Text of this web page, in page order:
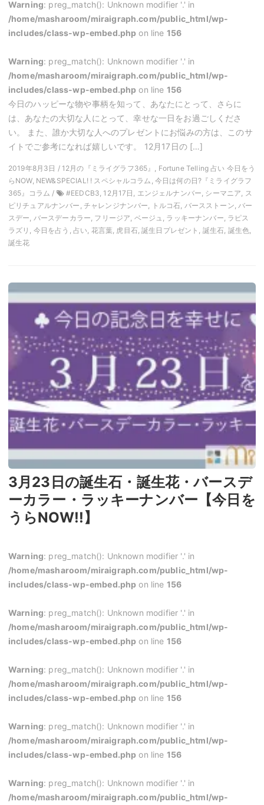
Warning: preg_match(): Unknown modifier '.' in
/home/masharoom/miraigraph.com/public_html/wp-
includes/class-wp-embed.php on line 156
Warning: preg_match(): Unknown modifier '.' in
/home/masharoom/miraigraph.com/public_html/wp-
includes/class-wp-embed.php on line 156
今日のハッピーな物や事柄を知って、あなたにとって、さらに
は、あなたの大切な人にとって、幸せな一日をお過ごしくださ
い。 また、誰か大切な人へのプレゼントにお悩みの方は、このサ
イトでご参考になれば嬉しいです。 12月17日の […]
2019年8月3日 / 12月の『ミライグラフ365』, Fortune Telling 占い 今日をう
らNOW, NEW&SPECIAL! ! スペシャルコラム, 今日は何の日?『ミライグラフ
365』コラム /
#EEDCB3, 12月17日, エンジェルナンバー, シーマニア, ス
ピリチュアルナンバー, チャレンジナンバー, トルコ石, バースストーン, バー
スデー, バースデーカラー, フリージア, ベージュ, ラッキーナンバー, ラピス
ラズリ, 今日を占う, 占い, 花言葉, 虎目石, 誕生日プレゼント, 誕生石, 誕生色,
誕生花
3月23日の誕生石・誕生花・バースデ
ーカラー・ラッキーナンバー【今日を
うらNOW!!】
Warning: preg_match(): Unknown modifier '.' in
/home/masharoom/miraigraph.com/public_html/wp-
includes/class-wp-embed.php on line 156
Warning: preg_match(): Unknown modifier '.' in
/home/masharoom/miraigraph.com/public_html/wp-
includes/class-wp-embed.php on line 156
Warning: preg_match(): Unknown modifier '.' in
/home/masharoom/miraigraph.com/public_html/wp-
includes/class-wp-embed.php on line 156
Warning: preg_match(): Unknown modifier '.' in
/home/masharoom/miraigraph.com/public_html/wp-
includes/class-wp-embed.php on line 156
Warning: preg_match(): Unknown modifier '.' in
/home/masharoom/miraigraph.com/public_html/wp-